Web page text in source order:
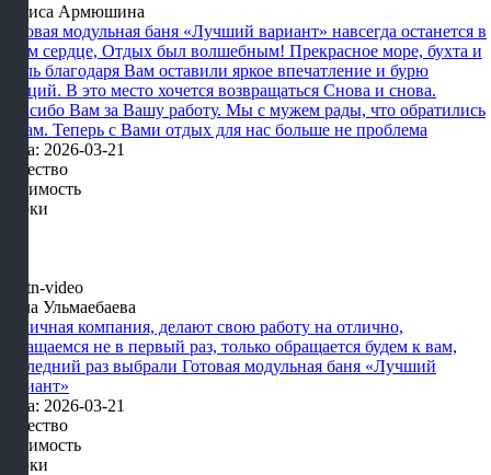
Лариса Армюшина
Готовая модульная баня «Лучший вариант» навсегда останется в
моем сердце, Отдых был волшебным! Прекрасное море, бухта и
отель благодаря Вам оставили яркое впечатление и бурю
эмоций. В это место хочется возвращаться Снова и снова.
Спасибо Вам за Вашу работу. Мы с мужем рады, что обратились
к Вам. Теперь с Вами отдых для нас больше не проблема
Дата: 2026-03-21
Качество
Стоимость
Сроки
Алла Ульмаебаева
Отличная компания, делают свою работу на отлично,
обращаемся не в первый раз, только обращается будем к вам,
последний раз выбрали Готовая модульная баня «Лучший
вариант»
Дата: 2026-03-21
Качество
Стоимость
Сроки